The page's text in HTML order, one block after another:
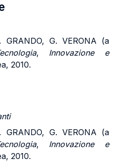
GRANDO, G. VERONA (a
, Innovazione e
2010.
GRANDO, G. VERONA (a
, Innovazione e
2010.